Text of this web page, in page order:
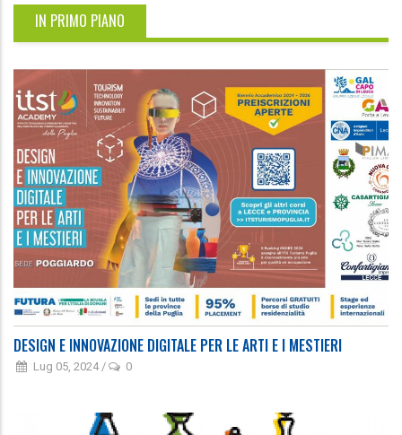
IN PRIMO PIANO
DESIGN E INNOVAZIONE DIGITALE PER LE ARTI E I MESTIERI
Lug 05, 2024 / 0